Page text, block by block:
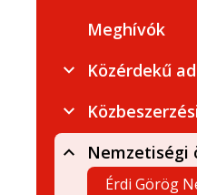
Meghívók
Közérdekű
Nemzetiségi
Érdi Görög